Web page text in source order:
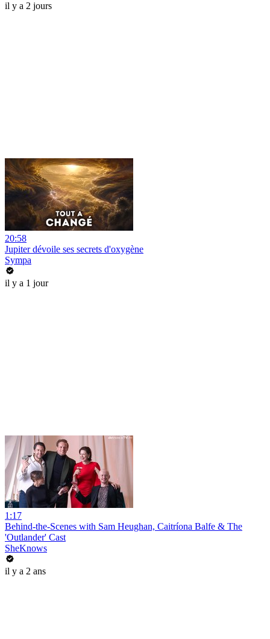
il y a 2 jours
20:58
Jupiter dévoile ses secrets d'oxygène
Sympa
il y a 1 jour
1:17
Behind-the-Scenes with Sam Heughan, Caitríona Balfe & The
'Outlander' Cast
SheKnows
il y a 2 ans